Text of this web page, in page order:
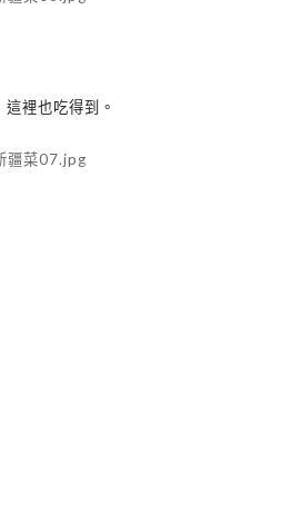
裡也吃得到。